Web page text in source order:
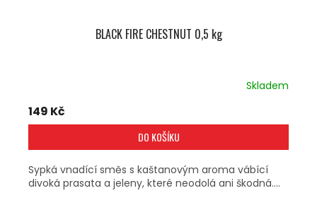
BLACK FIRE CHESTNUT 0,5 kg
Skladem
149 Kč
DO KOŠÍKU
Sypká vnadící směs s kaštanovým aroma vábící
divoká prasata a jeleny, které neodolá ani škodná....